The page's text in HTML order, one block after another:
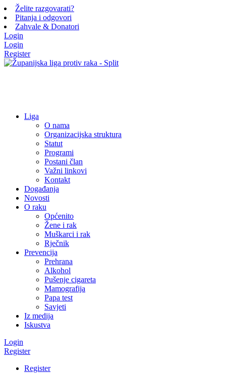
Želite razgovarati?
Pitanja i odgovori
Zahvale & Donatori
Login
Login
Register
Liga
O nama
Organizacijska struktura
Statut
Programi
Postani član
Važni linkovi
Kontakt
Događanja
Novosti
O raku
Općenito
Žene i rak
Muškarci i rak
Rječnik
Prevencija
Prehrana
Alkohol
Pušenje cigareta
Mamografija
Papa test
Savjeti
Iz medija
Iskustva
Login
Register
Register